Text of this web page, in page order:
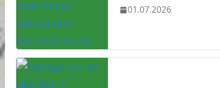
01.07.2026